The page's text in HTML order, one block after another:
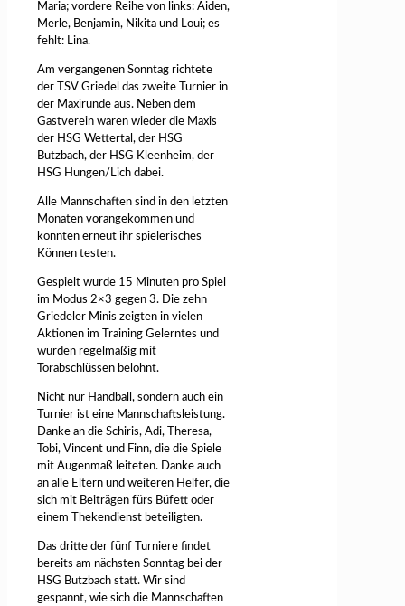
Maria; vordere Reihe von links: Aiden,
Merle, Benjamin, Nikita und Loui; es
fehlt: Lina.
Am vergangenen Sonntag richtete
der TSV Griedel das zweite Turnier in
der Maxirunde aus. Neben dem
Gastverein waren wieder die Maxis
der HSG Wettertal, der HSG
Butzbach, der HSG Kleenheim, der
HSG Hungen/Lich dabei.
Alle Mannschaften sind in den letzten
Monaten vorangekommen und
konnten erneut ihr spielerisches
Können testen.
Gespielt wurde 15 Minuten pro Spiel
im Modus 2×3 gegen 3. Die zehn
Griedeler Minis zeigten in vielen
Aktionen im Training Gelerntes und
wurden regelmäßig mit
Torabschlüssen belohnt.
Nicht nur Handball, sondern auch ein
Turnier ist eine Mannschaftsleistung.
Danke an die Schiris, Adi, Theresa,
Tobi, Vincent und Finn, die die Spiele
mit Augenmaß leiteten. Danke auch
an alle Eltern und weiteren Helfer, die
sich mit Beiträgen fürs Büfett oder
einem Thekendienst beteiligten.
Das dritte der fünf Turniere findet
bereits am nächsten Sonntag bei der
HSG Butzbach statt. Wir sind
gespannt, wie sich die Mannschaften